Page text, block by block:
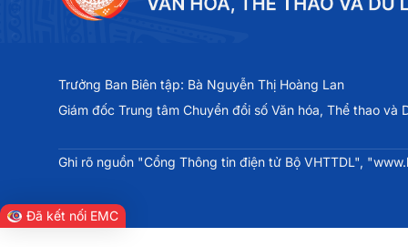
Trưởng Ban Biên tập: Bà Nguyễn Thị Hoàng Lan
Giám đốc Trung tâm Chuyển đổi số Văn hóa, Thể thao và
Ghi rõ nguồn "Cổng Thông tin điện tử Bộ VHTTDL",
Đã kết nối EMC